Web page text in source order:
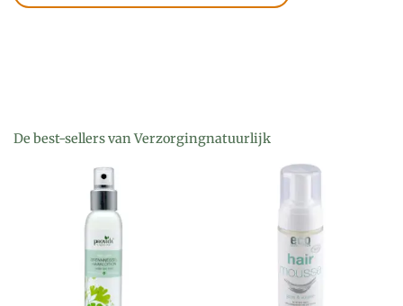
De best-sellers van Verzorgingnatuurlijk